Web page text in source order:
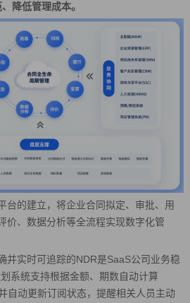
、降低管理成本。
台的建立，将企业合同拟定、审批、用
价、数据分析等全流程实现数字化管
并实时可追踪的NDR是SaaS公司业务稳
系统支持根据金额、期数自动计算
自动更新订阅状态，提醒相关人员主动